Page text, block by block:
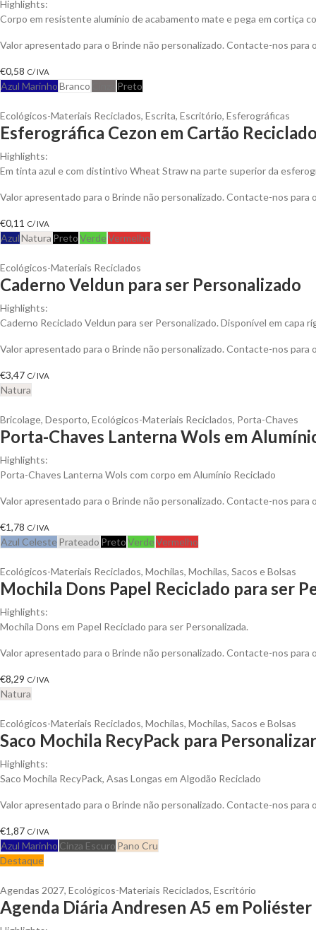
Highlights:
Corpo em resistente alumínio de acabamento mate e pega em cortiça
Valor apresentado para o Brinde não personalizado. Contacte-nos
€0,58 C/ IVA
Azul MarinhoBranco Preto
Ecológicos-Materiais Reciclados, Escrita, Escritório, Esferográficas
Esferográfica Cezon em Cartão
Highlights:
Em tinta azul e com distintivo Wheat Straw na parte superior da
Valor apresentado para o Brinde não personalizado. Contacte-nos
€0,11 C/ IVA
AzulNatura PretoVerdeVermelho
Ecológicos-Materiais Reciclados
Caderno Veldun para ser Personalizado
Highlights:
Caderno Reciclado Veldun para ser Personalizado. Disponível em capa
Valor apresentado para o Brinde não personalizado. Contacte-nos
€3,47 C/ IVA
Natura
Bricolage, Desporto, Ecológicos-Materiais Reciclados, Porta-Chaves
Porta-Chaves Lanterna Wols em
Highlights:
Porta-Chaves Lanterna Wols com corpo em Alumínio Reciclado
Valor apresentado para o Brinde não personalizado. Contacte-nos
€1,78 C/ IVA
Azul Celeste Prateado PretoVerdeVermelho
Ecológicos-Materiais Reciclados, Mochilas, Mochilas, Sacos e Bolsas
Mochila Dons Papel Reciclado para ser
Highlights:
Mochila Dons em Papel Reciclado para ser Personalizada.
Valor apresentado para o Brinde não personalizado. Contacte-nos
€8,29 C/ IVA
Natura
Ecológicos-Materiais Reciclados, Mochilas, Mochilas, Sacos e Bolsas
Saco Mochila RecyPack para Personalizar
Highlights:
Saco Mochila RecyPack, Asas Longas em Algodão Reciclado
Valor apresentado para o Brinde não personalizado. Contacte-nos
€1,87 C/ IVA
Azul Marinho Cinza Escuro Pano Cru
Destaque
Agendas 2027, Ecológicos-Materiais Reciclados, Escritório
Agenda Diária Andresen A5 em